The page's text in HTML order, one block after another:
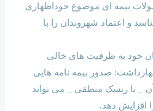
بیمه ای موضوع خوداظهاری
و اعتماد شهروندان را با
خود به ظرفیت های خالی
صدور بیمه نامه هایی
آن _ با ریسک منطقی _ می تواند
افزایش دهد.